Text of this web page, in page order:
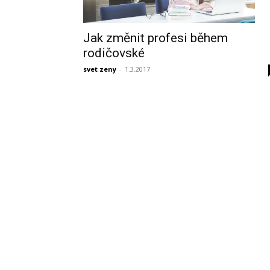
Jak změnit profesi během
rodičovské
svet zeny - 1.3.2017